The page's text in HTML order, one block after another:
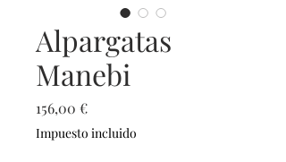
Alpargatas
Manebi
156,00 €Precio
Impuesto incluido